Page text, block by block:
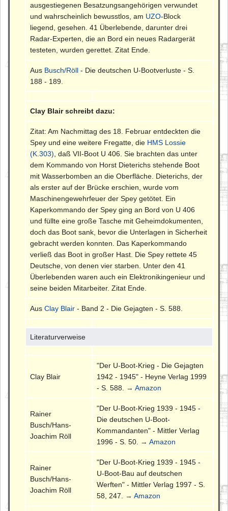
ausgestiegenen Besatzungsangehörigen verwundet
und wahrscheinlich bewusstlos, am UZO-Block
liegend, gesehen. 41 Überlebende, darunter drei
Radar-Experten, die an Bord ein neues Radargerät
testeten, wurden gerettet. Zitat Ende.
Aus Busch/Röll - Die deutschen U-Bootverluste - S.
188 - 189.
Clay Blair schreibt dazu:
Zitat: Am Nachmittag des 18. Februar entdeckten die
Spey und eine weitere Fregatte, die HMS Lossie
(K.303) , daß VII-Boot U 406. Sie brachten das unter
dem Kommando von Horst Dieterichs stehende Boot
mit Wasserbomben an die Oberfläche. Dieterichs, der
als erster auf der Brücke erschien, wurde vom
Maschinengewehrfeuer der Spey getötet. Ein
Kaperkommando der Spey ging an Bord von U 406
und füllte eine große Tasche mit Geheimdokumenten,
doch das Boot sank, bevor die Unterlagen in Sicherheit
gebracht werden konnten. Das Kaperkommando
verließ das Boot in großer Hast. Die Spey rettete 45
Deutsche, von denen vier starben. Unter den 41
Überlebenden waren auch ein Elektronikingenieur und
seine beiden Mitarbeiter. Zitat Ende.
AusClay Blair - Band 2 - Die Gejagten - S. 588.
Literaturverweise
Clay Blair
"Der U-Boot-Krieg - Die Gejagten
1942 - 1945" - Heyne Verlag 1999
- S. 588.
→ Amazon
Rainer
Busch/Hans-
Joachim Röll
"Der U-Boot-Krieg 1939 - 1945 -
Die deutschen U-Boot-
Kommandanten" - Mittler Verlag
1996 - S. 50.
→ Amazon
Rainer
Busch/Hans-
Joachim Röll
"Der U-Boot-Krieg 1939 - 1945 -
U-Boot-Bau auf deutschen
Werften" - Mittler Verlag 1997 - S.
58, 247.
→ Amazon